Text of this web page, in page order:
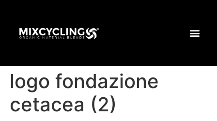
logo fondazione
cetacea (2)